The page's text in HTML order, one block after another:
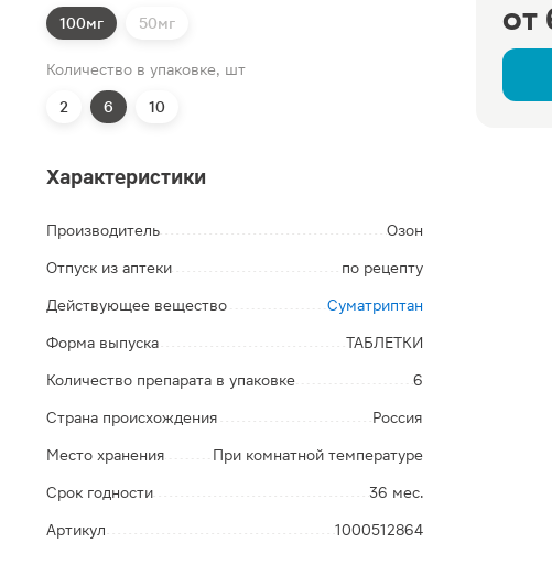
от
100мг 50мг
Количество в упаковке, шт
2 6 10
Характеристики
Производитель Озон
Отпуск из аптеки по рецепту
Действующее вещество Суматриптан
Форма выпуска ТАБЛЕТКИ
Количество препарата в упаковке 6
Страна происхождения Россия
Место хранения При комнатной температуре
Срок годности 36 мес.
Артикул 1000512864